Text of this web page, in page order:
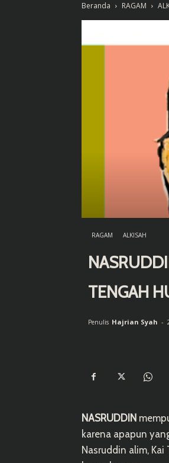
Beranda RAGAM
RAGAM ALKISAH
TENGAH
Penulis Hajrian Syah -
NASRUDDIN
karena apapun
Nasruddin alim,